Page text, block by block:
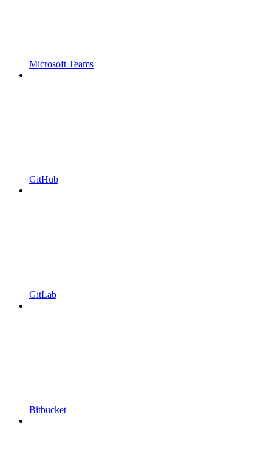
Microsoft Teams
GitHub
GitLab
Bitbucket